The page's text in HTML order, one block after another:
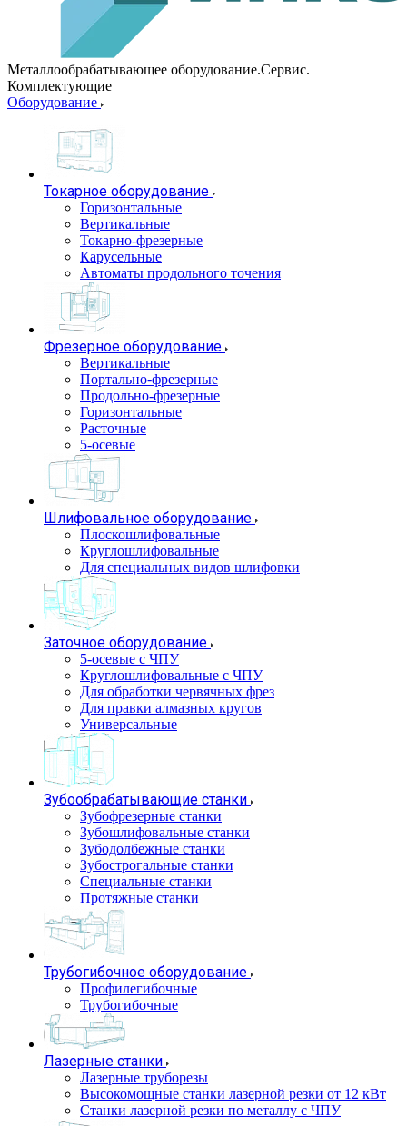
Металлообрабатывающее оборудование.Сервис.
Комплектующие
Оборудование
Токарное оборудование
Горизонтальные
Вертикальные
Токарно-фрезерные
Карусельные
Автоматы продольного точения
Фрезерное оборудование
Вертикальные
Портально-фрезерные
Продольно-фрезерные
Горизонтальные
Расточные
5-осевые
Шлифовальное оборудование
Плоскошлифовальные
Круглошлифовальные
Для специальных видов шлифовки
Заточное оборудование
5-осевые с ЧПУ
Круглошлифовальные с ЧПУ
Для обработки червячных фрез
Для правки алмазных кругов
Универсальные
Зубообрабатывающие станки
Зубофрезерные станки
Зубошлифовальные станки
Зубодолбежные станки
Зубострогальные станки
Специальные станки
Протяжные станки
Трубогибочное оборудование
Профилегибочные
Трубогибочные
Лазерные станки
Лазерные труборезы
Высокомощные станки лазерной резки от 12 кВт
Станки лазерной резки по металлу с ЧПУ